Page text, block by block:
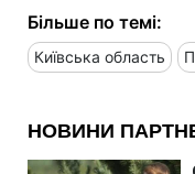
Більше по темі:
Київська область